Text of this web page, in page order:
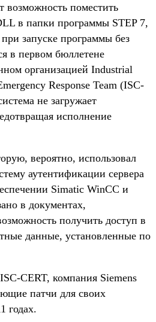
поместить
в папки программы STEP 7,
запуске программы без
в первом бюллетене
организацией Industrial
Response Team (ISC-
не загружает
исполнение
вероятно, использовал
аутентификации сервера
Simatic WinCC и
в документах,
получить доступ в
данные, установленные по
CERT, компания Siemens
патчи для своих
годах.